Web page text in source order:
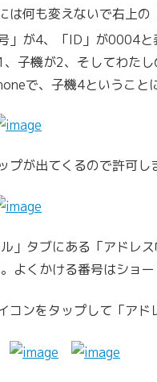
は何も変えないで右上の
」が4、「ID」が0004
子機が2、そしてわた
で、子機4ということ
が出てくるので許可し
」タブにある「アドレ
よくかける番号はショー
コンをタップして「アド